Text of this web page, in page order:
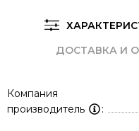
ДОСТАВКА И
Компания
производитель